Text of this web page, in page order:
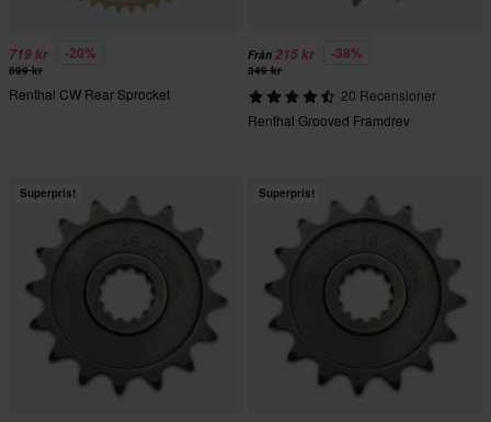
719 kr -20%
899 kr
Renthal CW Rear Sprocket
Från 215 kr -38%
349 kr
20 Recensioner
Renthal Grooved Framdrev
Superpris! Superpris!